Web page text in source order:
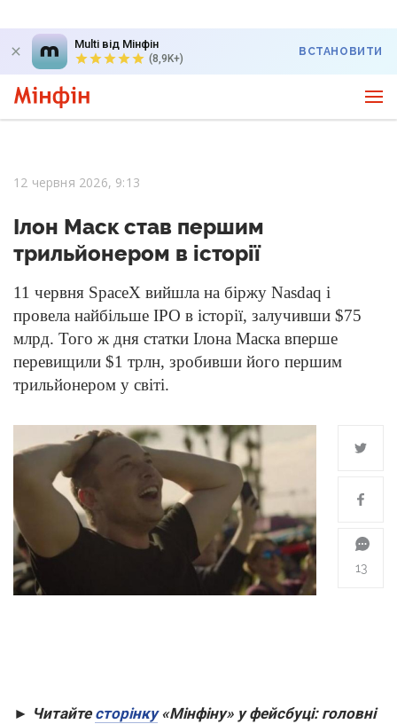
Multi від Мінфін
(8,9K+)
ВСТАНОВИТИ
12 червня 2026, 9:13
Ілон Маск став першим
трильйонером в історії
11 червня SpaceX вийшла на біржу Nasdaq і
провела найбільше IPO в історії, залучивши $75
млрд. Того ж дня статки Ілона Маска вперше
перевищили $1 трлн, зробивши його першим
трильйонером у світі.
13
► Читайте сторінку«Мінфіну» у фейсбуці: головні